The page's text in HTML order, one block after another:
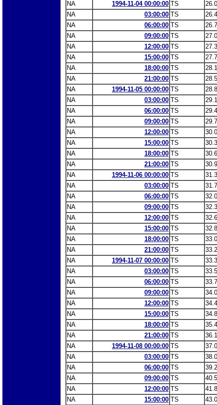
NA
1994-11-04 00:00:00 TS
NA
03:00:00 TS
NA
06:00:00 TS
NA
09:00:00 TS
NA
12:00:00 TS
NA
15:00:00 TS
NA
18:00:00 TS
NA
21:00:00 TS
NA
1994-11-05 00:00:00 TS
NA
03:00:00 TS
NA
06:00:00 TS
NA
09:00:00 TS
NA
12:00:00 TS
NA
15:00:00 TS
NA
18:00:00 TS
NA
21:00:00 TS
NA
1994-11-06 00:00:00 TS
NA
03:00:00 TS
NA
06:00:00 TS
NA
09:00:00 TS
NA
12:00:00 TS
NA
15:00:00 TS
NA
18:00:00 TS
NA
21:00:00 TS
NA
1994-11-07 00:00:00 TS
NA
03:00:00 TS
NA
06:00:00 TS
NA
09:00:00 TS
NA
12:00:00 TS
NA
15:00:00 TS
NA
18:00:00 TS
NA
21:00:00 TS
NA
1994-11-08 00:00:00 TS
NA
03:00:00 TS
NA
06:00:00 TS
NA
09:00:00 TS
NA
12:00:00 TS
NA
15:00:00 TS